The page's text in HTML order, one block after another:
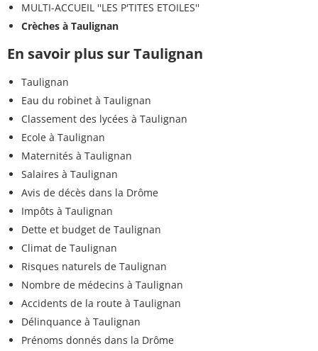
MULTI-ACCUEIL ''LES P'TITES ETOILES''
Crèches à Taulignan
En savoir plus sur Taulignan
Taulignan
Eau du robinet à Taulignan
Classement des lycées à Taulignan
Ecole à Taulignan
Maternités à Taulignan
Salaires à Taulignan
Avis de décès dans la Drôme
Impôts à Taulignan
Dette et budget de Taulignan
Climat de Taulignan
Risques naturels de Taulignan
Nombre de médecins à Taulignan
Accidents de la route à Taulignan
Délinquance à Taulignan
Prénoms donnés dans la Drôme